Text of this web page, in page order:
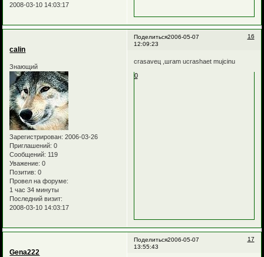
2008-03-10 14:03:17
Поделиться 16
2006-05-07
12:09:23
calin
Знающий
Зарегистрирован: 2006-03-26
Приглашений: 0
Сообщений: 119
Уважение: 0
Позитив: 0
Провел на форуме:
1 час 34 минуты
Последний визит:
2008-03-10 14:03:17
crasaveц ,шram ucrashaet mujcinu
0
Поделиться 17
2006-05-07
13:55:43
Gena222